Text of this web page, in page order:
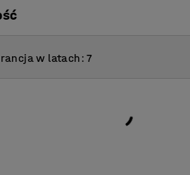
w latach: 7